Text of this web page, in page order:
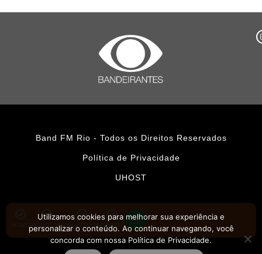
Band FM Rio - Todos os Direitos Reservados
Política de Privacidade
UHOST
PROMOÇÕESAPLICATIVOS CONTATO
Utilizamos cookies para melhorar sua experiência e
personalizar o conteúdo. Ao continuar navegando, você
concorda com nossa Política de Privacidade.